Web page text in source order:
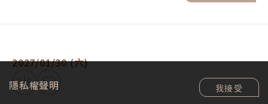
2027/01/30 (六)
隱私權聲明 我接受